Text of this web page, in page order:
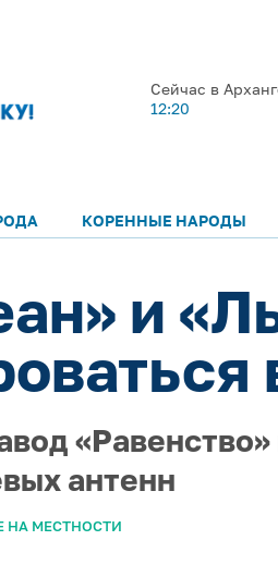
Сейчас в
12:20
КОРЕННЫЕ НАРОДЫ
и
антенн
НА МЕСТНОСТИ